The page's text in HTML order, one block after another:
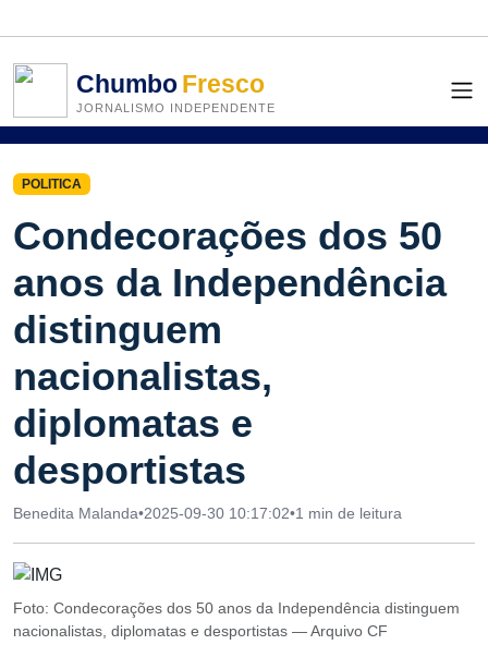
ChumboFresco
JORNALISMO INDEPENDENTE
POLITICA
Condecorações dos 50
anos da Independência
distinguem
nacionalistas,
diplomatas e
desportistas
Benedita Malanda•2025-09-30 10:17:02•1 min de leitura
Foto: Condecorações dos 50 anos da Independência distinguem
nacionalistas, diplomatas e desportistas — Arquivo CF